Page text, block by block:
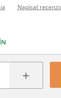
Napísať
+